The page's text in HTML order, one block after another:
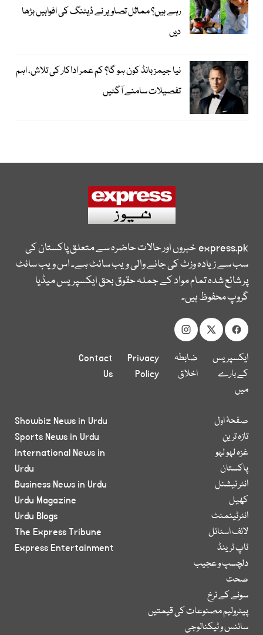
رہے ہیں؟ مماثل تصاویر نے ڈیٹنگ کی افواہیں بڑھا
دیں
نیا جیمز بانڈ کون ہو گا؟ کم عمر اداکار کی تلاش، اہم
تفصیلات سامنے آگئیں
express.pkخبروں اور حالات حاضرہ سے متعلق پاکستان کی
سب سے زیادہ وزٹ کی جانے والی ویب سائٹ ہے۔ اس ویب سائٹ
پر شائع شدہ تمام مواد کے جملہ حقوق بحق ایکسپریس میڈیا
گروپ محفوظ ہیں۔
ایکسپریس
کے بارے
میں
ضابطہ
اخلاق
Privacy
Policy
Contact
Us
صفحۂ اول
تازہ ترین
غزہ لہو لہو
پاکستان
انٹر نیشنل
کھیل
انٹرٹینمنٹ
لائف اسٹائل
ٹاپ ٹرینڈ
دلچسپ و عجیب
صحت
سونے کے نرخ
پیٹرولیم مصنوعات کی قیمتیں
سائنس و ٹیکنالوجی
Showbiz News in Urdu
Sports News in Urdu
International News in
Urdu
Business News in Urdu
Urdu Magazine
Urdu Blogs
The Express Tribune
Express Entertainment